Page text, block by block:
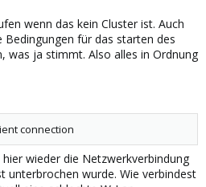
- nur sporadisch - aber in letzter
Dienste bekomme ich wieder die
in der WebGui darauf zugegriffen
zwischen Client und PVE Host
wenn das kein Cluster ist. Auch
Bedingungen für das starten des
was ja stimmt. Also alles in Ordnung
connection
wieder die Netzwerkverbindung
unterbrochen wurde. Wie verbindest